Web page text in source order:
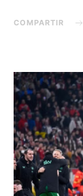
COMPARTIR